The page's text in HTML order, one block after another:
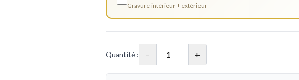
Gravure intérieur + extérieur
Quantité : − +